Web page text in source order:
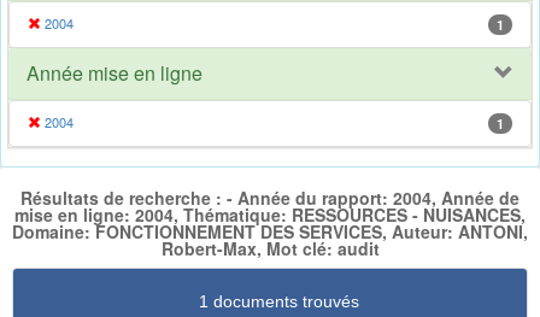
2004 1
Année mise en ligne
2004 1
Résultats de recherche : - Année du rapport: 2004, Année de
mise en ligne: 2004, Thématique: RESSOURCES - NUISANCES,
Domaine: FONCTIONNEMENT DES SERVICES, Auteur: ANTONI,
Robert-Max, Mot clé: audit
1 documents trouvés